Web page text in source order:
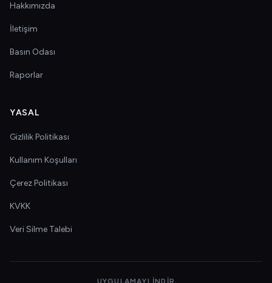
Hakkımızda
İletişim
Basın Odası
Raporlar
YASAL
Gizlilik Politikası
Kullanım Koşulları
Çerez Politikası
KVKK
Veri Silme Talebi
UYGULAMAYI İNDIR